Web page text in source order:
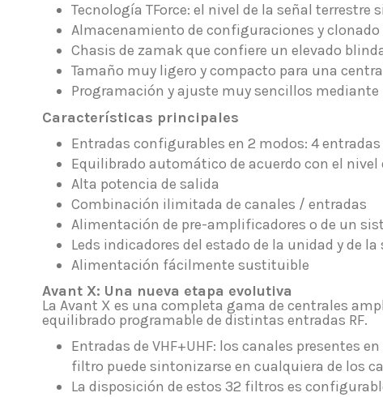
Tecnología TForce: el nivel de la señal
Almacenamiento de configuraciones y
Chasis de zamak que confiere un elevado
Tamaño muy ligero y compacto para una
Programación y ajuste muy sencillos
Características principales
Entradas configurables en 2 modos: 4
Equilibrado automático de acuerdo con el
Alta potencia de salida
Combinación ilimitada de canales / entradas
Alimentación de pre-amplificadores o de un
Leds indicadores del estado de la unidad y de la
Alimentación fácilmente sustituible
Avant X: Una nueva etapa evolutiva
La Avant X es una completa gama de centrales
equilibrado programable de distintas entradas RF.
Entradas de VHF+UHF: los canales presentes
filtro puede sintonizarse en cualquiera de los
La disposición de estos 32 filtros es